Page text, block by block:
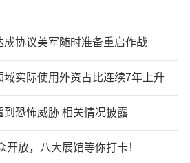
成协议美军随时准备重启作战
实际使用外资占比连续7年上升
恐怖威胁 相关情况披露
放，八大展馆等你打卡！